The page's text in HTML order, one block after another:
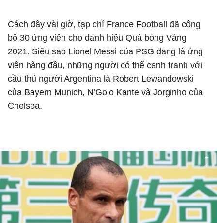
Cách đây vài giờ, tạp chí France Football đã công
bố 30 ứng viên cho danh hiệu Quả bóng Vàng
2021. Siêu sao Lionel Messi của PSG đang là ứng
viên hàng đầu, những người có thể cạnh tranh với
cầu thủ người Argentina là Robert Lewandowski
của Bayern Munich, N’Golo Kante và Jorginho của
Chelsea.